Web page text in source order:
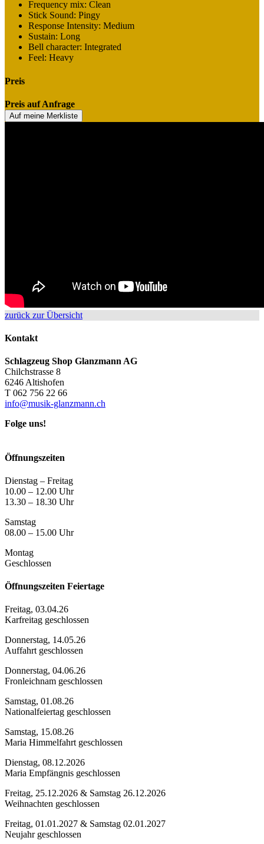
Frequency mix: Clean
Stick Sound: Pingy
Response Intensity: Medium
Sustain: Long
Bell character: Integrated
Feel: Heavy
Preis
Preis auf Anfrage
Auf meine Merkliste
zurück zur Übersicht
Kontakt
Schlagzeug Shop Glanzmann AG
Chilchstrasse 8
6246 Altishofen
T 062 756 22 66
info@musik-glanzmann.ch
Folge uns!
Öffnungszeiten
Dienstag – Freitag
10.00 – 12.00 Uhr
13.30 – 18.30 Uhr
Samstag
08.00 – 15.00 Uhr
Montag
Geschlossen
Öffnungszeiten Feiertage
Freitag, 03.04.26
Karfreitag geschlossen
Donnerstag, 14.05.26
Auffahrt geschlossen
Donnerstag, 04.06.26
Fronleichnam geschlossen
Samstag, 01.08.26
Nationalfeiertag geschlossen
Samstag, 15.08.26
Maria Himmelfahrt geschlossen
Dienstag, 08.12.2026
Maria Empfängnis geschlossen
Freitag, 25.12.2026 & Samstag 26.12.2026
Weihnachten geschlossen
Freitag, 01.01.2027 & Samstag 02.01.2027
Neujahr geschlossen